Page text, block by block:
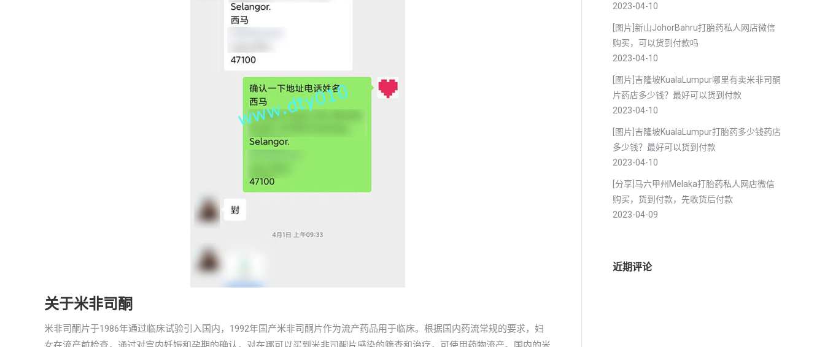
关于米非司酮
米非司酮片于1986年通过临床试验引入国内，1992年国产米非司酮片作为流产药品用于临床。根据国内药流常规的要求，妇
2023-04-10
[图片]新山JohorBahru打胎药私人网店微信
购买，可以货到付款吗
2023-04-10
[图片]吉隆坡KualaLumpur哪里有卖米非司酮
片药店多少钱？最好可以货到付款
2023-04-10
[图片]吉隆坡KualaLumpur打胎药多少钱药店
多少钱？最好可以货到付款
2023-04-10
[分享]马六甲州Melaka打胎药私人网店微信
购买，货到付款，先收货后付款
2023-04-09
近期评论